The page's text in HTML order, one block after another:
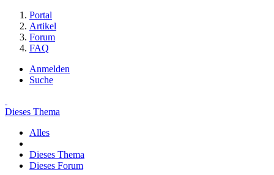
Portal
Artikel
Forum
FAQ
Anmelden
Suche
Dieses Thema
Alles
Dieses Thema
Dieses Forum